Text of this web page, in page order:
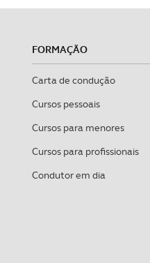
FORMAÇÃO
Carta de condução
Cursos pessoais
Cursos para menores
Cursos para profissionais
Condutor em dia